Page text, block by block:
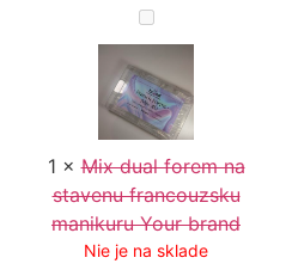
Mix
dual
forem
na
stavenu
francouzsku
manikuru
Your
brand
1 ×Mix dual forem na
stavenu francouzsku
manikuru Your brand
Nie je na sklade